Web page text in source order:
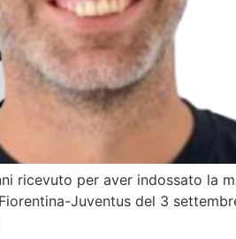
ricevuto per aver indossato la
Juventus del 3